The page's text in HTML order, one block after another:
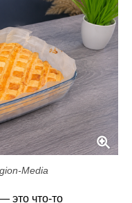
Media
это что-то